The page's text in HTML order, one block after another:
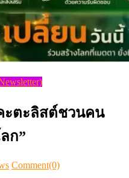
ะตะลิสต์ชวนคน
ก”
Comment(0)